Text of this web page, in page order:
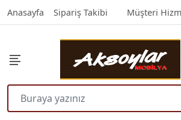
Anasayfa Sipariş Takibi Müşteri